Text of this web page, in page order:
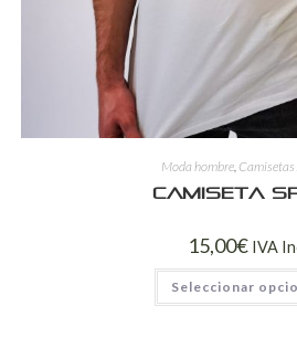
Moda hombre,
Camiseta
15,00€ IVA
Seleccionar